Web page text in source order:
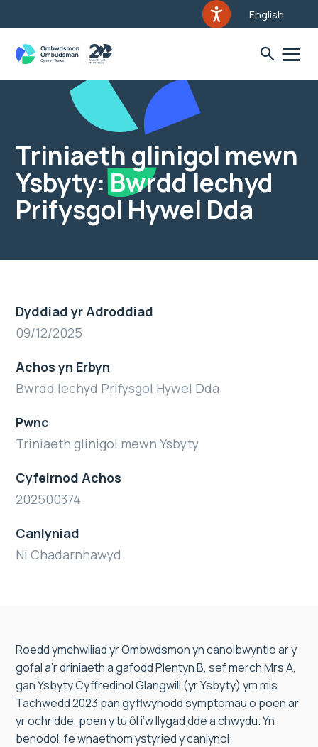
English
Triniaeth glinigol mewn
Ysbyty: Bwrdd Iechyd
Prifysgol Hywel Dda
Dyddiad yr Adroddiad
09/12/2025
Achos yn Erbyn
Bwrdd Iechyd Prifysgol Hywel Dda
Pwnc
Triniaeth glinigol mewn Ysbyty
Cyfeirnod Achos
202500374
Canlyniad
Ni Chadarnhawyd
Roedd ymchwiliad yr Ombwdsmon yn canolbwyntio ar y
gofal a’r driniaeth a gafodd Plentyn B, sef merch Mrs A,
gan Ysbyty Cyffredinol Glangwili (yr Ysbyty) ym mis
Tachwedd 2023 pan gyflwynodd symptomau o poen ar
yr ochr dde, poen y tu ôl i’w llygad dde a chwydu. Yn
benodol, fe wnaethom ystyried y canlynol: